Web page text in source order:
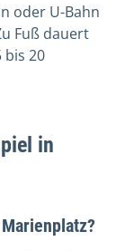
oder U-Bahn
Fuß dauert
bis 20
in